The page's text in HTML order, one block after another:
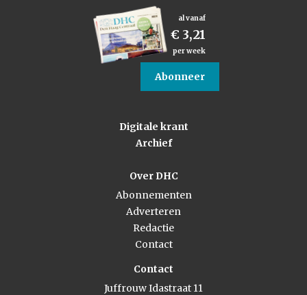
al vanaf
€ 3,21
per week
Abonneer
Digitale krant
Archief
Over DHC
Abonnementen
Adverteren
Redactie
Contact
Contact
Juffrouw Idastraat 11